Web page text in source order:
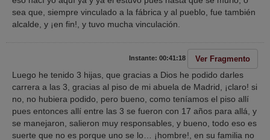
sea que, siempre vinculado a la fábrica y al pueblo, fue también
alcalde, y ¡en fin!, y tuvo mucha vinculación.
Instante: 00:41:18 Ver Fragmento
Luego he tenido 3 hijas, que gracias a Dios he podido darles
carrera a las 3, gracias al piso de mi abuela de Madrid, ¡claro! si
no, no hubiera podido, pero bueno, como teníamos el piso allí
pues entonces allí entre las 3 se fueron con 17 años para allá, y
se manejaron, salieron muy responsables, y bueno, todo eso es
suerte que no es porque uno se lo… ¡hombre!, en su familia no